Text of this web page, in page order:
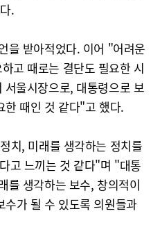
.
을 받아적었다. 이어 "어려운
고 때로는 결단도 필요한 시
울시장으로, 대통령으로 보
한 때인 것 같다"고 했다.
치, 미래를 생각하는 정치를
고 느끼는 것 같다"며 "대통
를 생각하는 보수, 창의적이
가 될 수 있도록 의원들과